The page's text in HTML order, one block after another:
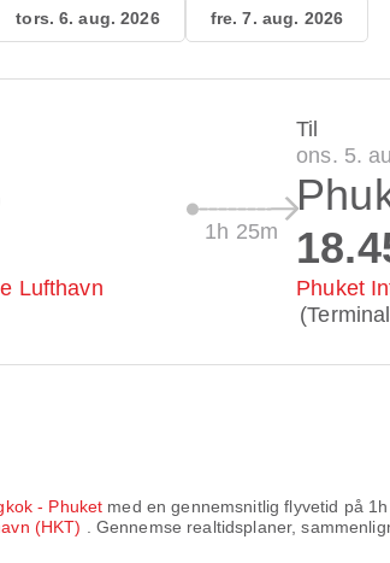
tors. 6. aug. 2026 fre. 7. aug. 2026
Lufthavn
1h 25m
Til
ons. 5.
Phuket
- Phuket med en gennemsnitlig flyvetid på
(HKT)
. Gennemse realtidsplaner,